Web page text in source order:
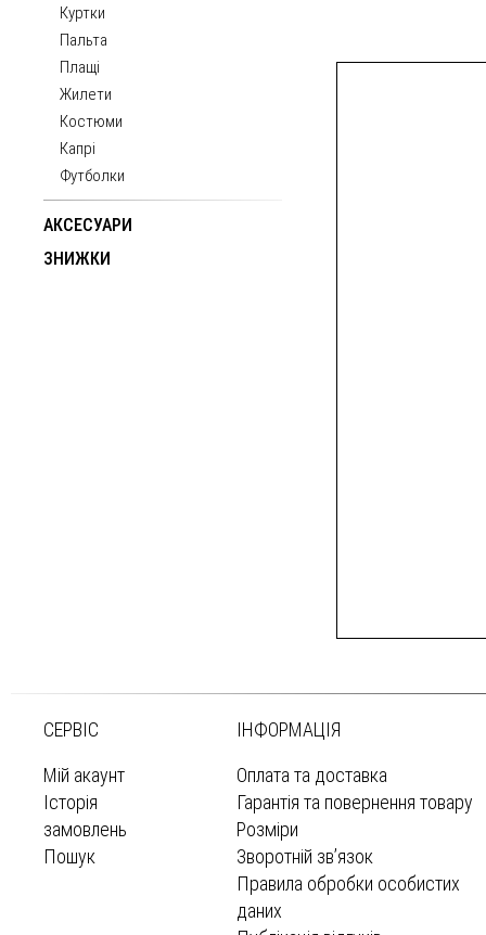
Куртки
Пальта
Плащі
Жилети
Костюми
Капрі
Футболки
АКСЕСУАРИ
ЗНИЖКИ
СЕРВІС
Мій акаунт
Історія
замовлень
Пошук
ІНФОРМАЦІЯ
Оплата та доставка
Гарантія та повернення товару
Розміри
Зворотній зв’язок
Правила обробки особистих
даних